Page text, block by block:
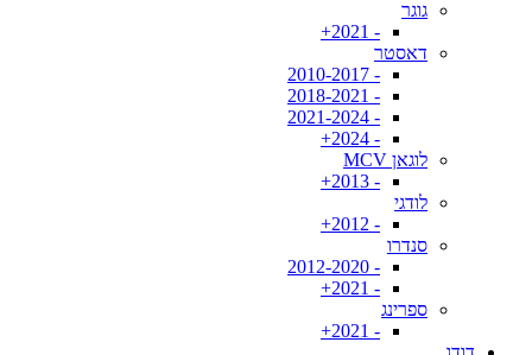
גוגר
- 2021+
דאסטר
- 2010-2017
- 2018-2021
- 2021-2024
- 2024+
לוגאן MCV
- 2013+
לודגי
- 2012+
סנדרו
- 2012-2020
- 2021+
ספרינג
- 2021+